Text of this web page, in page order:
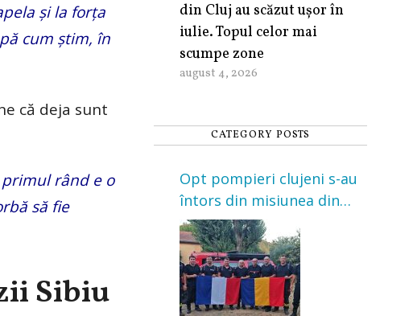
şi la forţa
cum ştim, în
că deja sunt
rând e o
să fie
Sibiu
din Cluj au scăzut ușor în
iulie. Topul celor mai
scumpe zone
august 4, 2026
CATEGORY POSTS
Opt pompieri clujeni s-au
întors din misiunea din
Franța. Au intervenit la
incendii de vegetație și
pădure